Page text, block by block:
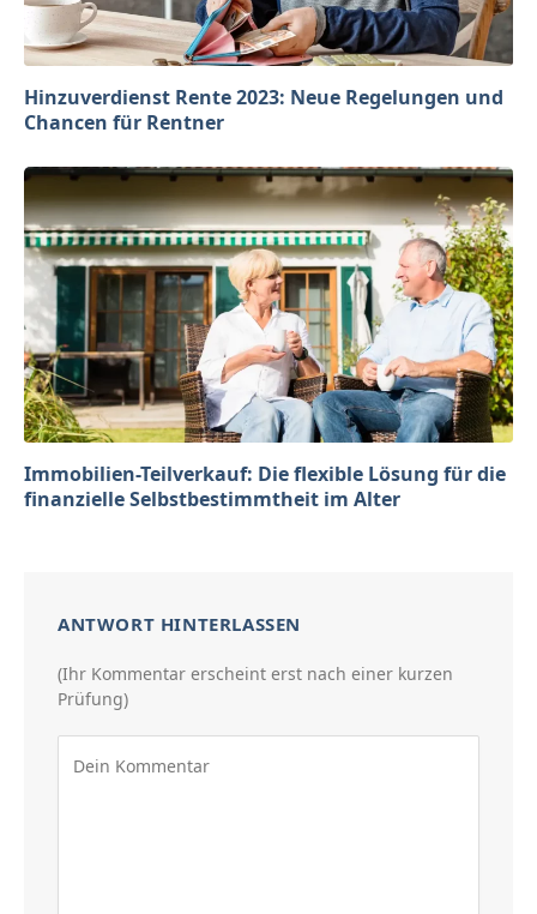
Hinzuverdienst Rente 2023: Neue Regelungen und
Chancen für Rentner
Immobilien-Teilverkauf: Die flexible Lösung für die
finanzielle Selbstbestimmtheit im Alter
ANTWORT HINTERLASSEN
(Ihr Kommentar erscheint erst nach einer kurzen
Prüfung)